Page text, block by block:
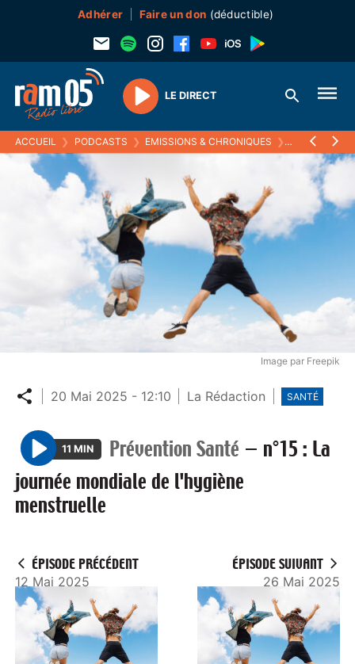
Adhérer Faire un don (déductible)
Play
LE DIRECT
ACCUEIL ❯ PODCASTS ❯ EMISSIONS & CHRONIQUES ❯ PRÉVENTION
Image par Freepik
Partager
20 Mai 2025 - 12:10 La Rédaction SANTÉ
P
l
a
11 MIN Prévention Santé — n°15 : La
journée mondiale de l'hygiène
menstruelle
ÉPISODE PRÉCÉDENT
12 Mai 2025
ÉPISODE SUIVANT
26 Mai 2025